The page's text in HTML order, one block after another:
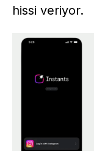
hissi veriyor.